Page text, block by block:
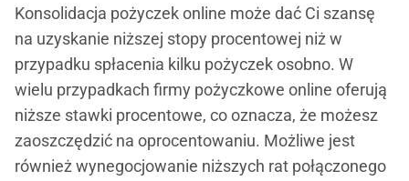
Konsolidacja pożyczek online może dać Ci szansę
na uzyskanie niższej stopy procentowej niż w
przypadku spłacenia kilku pożyczek osobno. W
wielu przypadkach firmy pożyczkowe online oferują
niższe stawki procentowe, co oznacza, że możesz
zaoszczędzić na oprocentowaniu. Możliwe jest
również wynegocjowanie niższych rat połączonego